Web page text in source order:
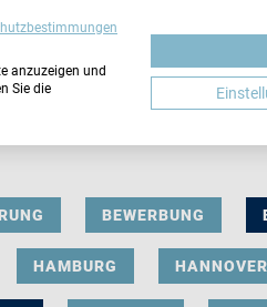
BEWERBUNG
HAMBURG HANNOVER
anzuzeigen und
Sie die